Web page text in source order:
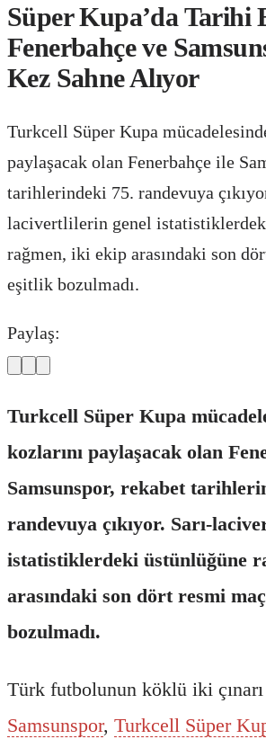
Süper Kupa’da Tarihi
Fenerbahçe ve
Kez Sahne Alıyor
Turkcell Süper Kupa
paylaşacak olan Fenerbahçe ile
tarihlerindeki 75. randevuya
lacivertlilerin genel
rağmen, iki ekip arasındaki son
eşitlik bozulmadı.
Paylaş:
Turkcell Süper Kupa
kozlarını paylaşacak olan
Samsunspor, rekabet
randevuya çıkıyor. Sarı-
istatistiklerdeki üstünlüğüne
arasındaki son dört resmi
bozulmadı.
Türk futbolunun köklü iki çınarı
Samsunspor, Turkcell Süper